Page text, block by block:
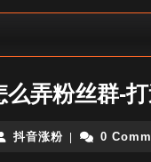
么弄粉丝群-
抖音涨粉抖
0